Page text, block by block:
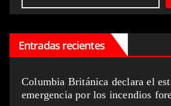
Entradas recientes
Columbia Británica declara el
emergencia por los incendios